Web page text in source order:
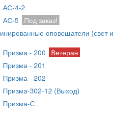
АС-4-2
АС-5 Под заказ!
оповещатели (свет и
Призма - 200
Ветеран
Призма - 201
Призма - 202
Призма-302-12 (Выход)
Призма-С